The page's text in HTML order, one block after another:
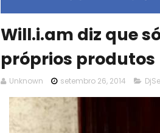
Will.i.am diz que
próprios produtos
Unknown setembro 26, 2014